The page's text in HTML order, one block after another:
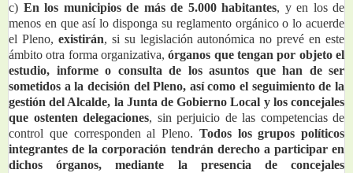
c) En los municipios de más de 5.000 habitantes, y en los de
menos en que así lo disponga su reglamento orgánico o lo acuerde
el Pleno, existirán, si su legislación autonómica no prevé en este
ámbito otra forma organizativa, órganos que tengan por objeto el
estudio, informe o consulta de los asuntos que han de ser
sometidos a la decisión del Pleno, así como el seguimiento de la
gestión del Alcalde, la Junta de Gobierno Local y los concejales
que ostenten delegaciones, sin perjuicio de las competencias de
control que corresponden al Pleno. Todos los grupos políticos
integrantes de la corporación tendrán derecho a participar en
dichos órganos, mediante la presencia de concejales